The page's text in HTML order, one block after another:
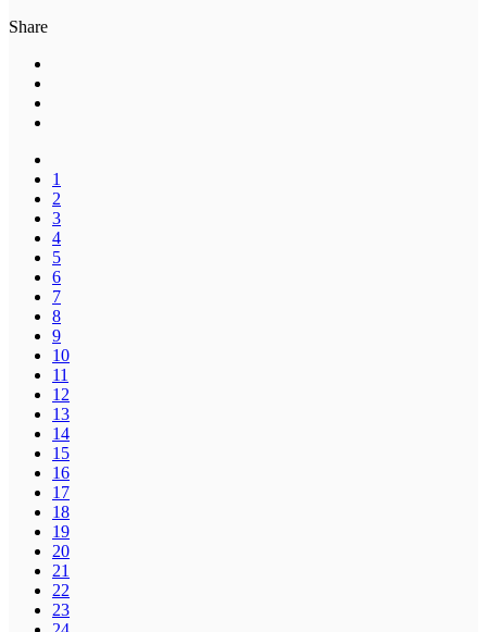
Share
1
2
3
4
5
6
7
8
9
10
11
12
13
14
15
16
17
18
19
20
21
22
23